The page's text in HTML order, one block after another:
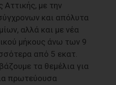
Αττικής, με την
και απόλυτα
αλλά και με νέα
μήκους άνω των 9
από 5 εκατ.
τα θεμέλια για
πρωτεύουσα